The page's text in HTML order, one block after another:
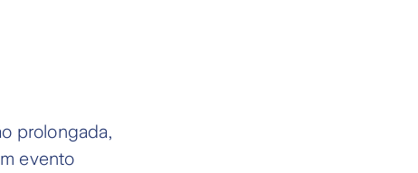
prolongada,
evento